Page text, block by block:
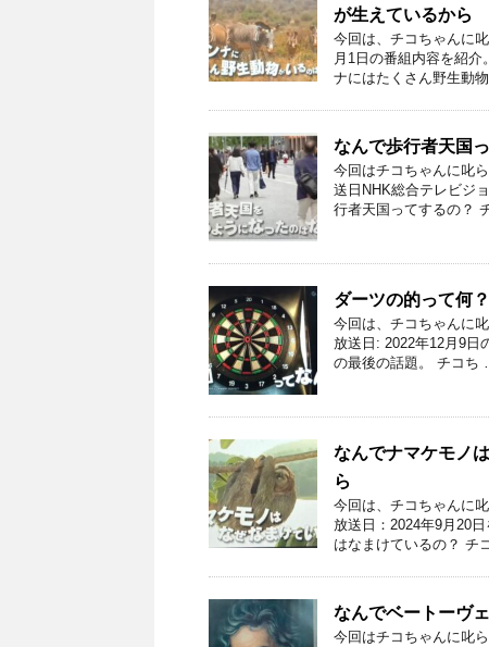
が生えているから
今回は、チコちゃんに
月1日の番組内容を紹
ナにはたくさん野生動
なんで歩行者天国
今回はチコちゃんに
送日NHK総合テレビジ
行者天国ってするの？
ダーツの的って何
今回は、チコちゃんに
放送日: 2022年12月9日
の最後の話題。 チコち
なんでナマケモノ
ら
今回は、チコちゃん
放送日：2024年9月20
はなまけているの？ チ
なんでベートーヴ
今回はチコちゃんに叱